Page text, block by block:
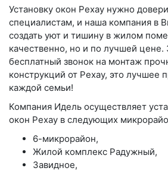
Установку окон Рехау нужно
специалистам, и наша компания в
создать уют и тишину в жилом
качественно, но и по лучшей цене.
бесплатный звонок на монтаж
конструкций от Рехау, это лучшее
каждой семьи!
Компания Идель осуществляет
окон Рехау в следующих
6-микрорайон,
Жилой комплекс Радужный,
Завидное,